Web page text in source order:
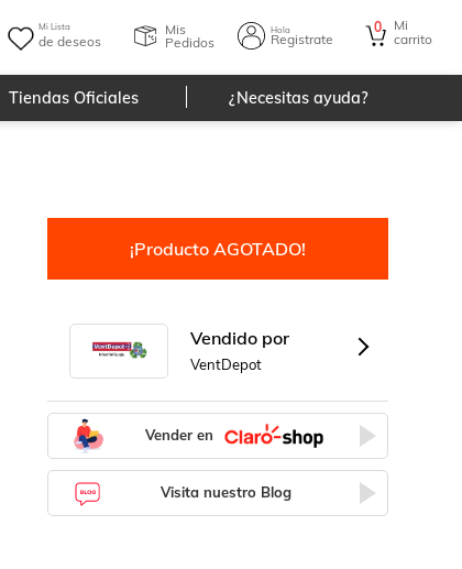
Mi Lista
de deseos
Mis
Pedidos
Hola
Registrate
0
Mi
carrito
Tiendas Oficiales ¿Necesitas ayuda?
¡Producto AGOTADO!
Vendido por
VentDepot
Vender en
Visita nuestro Blog